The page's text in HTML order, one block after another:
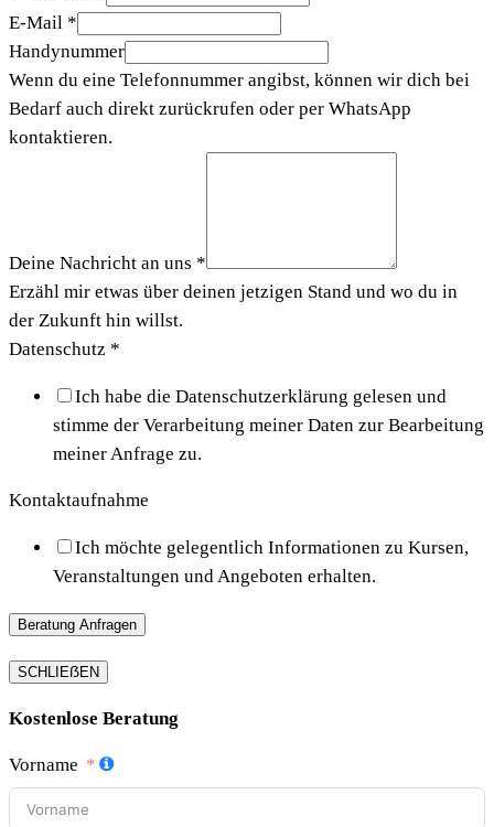
E-Mail *
Handynummer
Wenn du eine Telefonnummer angibst, können wir dich bei
Bedarf auch direkt zurückrufen oder per WhatsApp
kontaktieren.
Deine Nachricht an uns *
Erzähl mir etwas über deinen jetzigen Stand und wo du in
der Zukunft hin willst.
Datenschutz *
Ich habe die Datenschutzerklärung gelesen und
stimme der Verarbeitung meiner Daten zur Bearbeitung
meiner Anfrage zu.
Kontaktaufnahme
Ich möchte gelegentlich Informationen zu Kursen,
Veranstaltungen und Angeboten erhalten.
Beratung Anfragen
SCHLIEẞEN
Kostenlose Beratung
Vorname